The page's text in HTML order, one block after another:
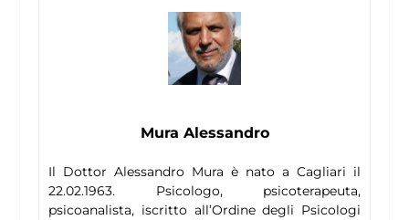
Mura Alessandro
Il Dottor Alessandro Mura è nato a Cagliari il
22.02.1963. Psicologo, psicoterapeuta,
psicoanalista, iscritto all’Ordine degli Psicologi